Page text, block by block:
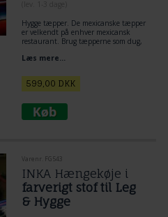
Hygge tæpper. De mexicanske tæpper
er velkendt på enhver mexicansk
restaurant. Brug tæpperne som dug,
tæppe, udflugt og standturstæppe og
Læs mere...
599,00 DKK
Varenr. FG543
INKA Hængekøje i
farverigt stof til Leg
& Hygge